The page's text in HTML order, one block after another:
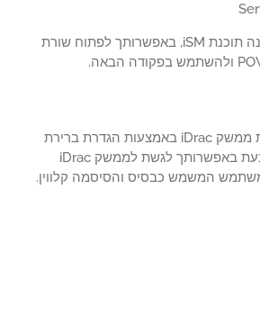
לאחר התקנת התוכנה תוכנת iSM, באפשרותך לפתוח שורת
כך תפעיל מחדש את ממשק iDrac באמצעות הגדרת ברירת
המחדל של היצרן וכעת באפשרותך לגשת לממשק iDrac
כבסיס והסיסמה קלווין.